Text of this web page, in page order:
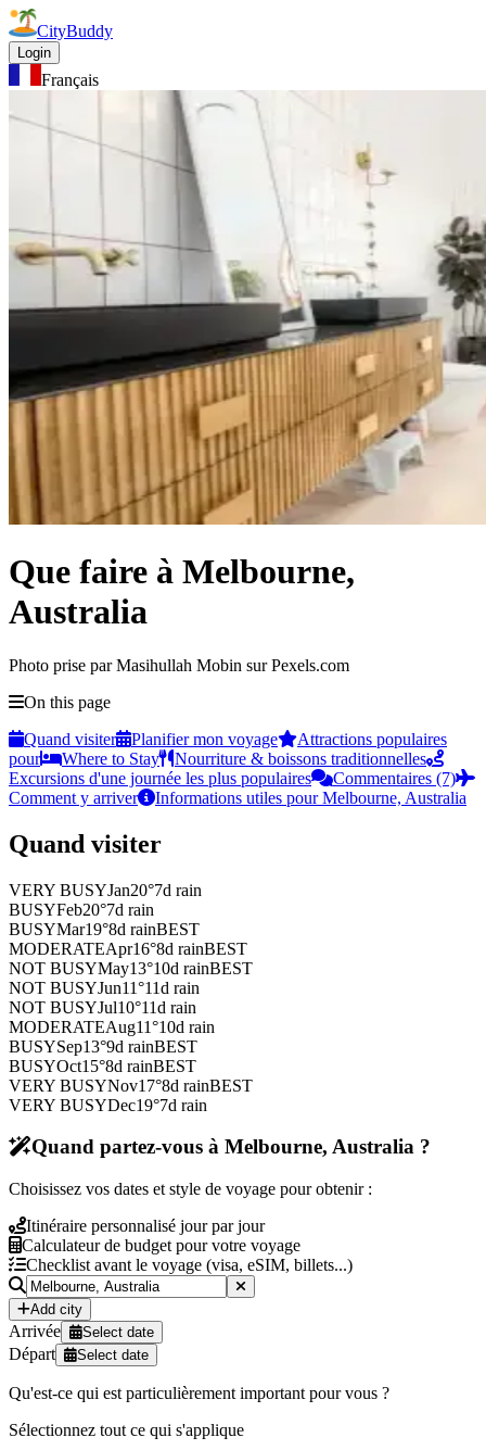
CityBuddy
Login
Français
Que faire à Melbourne,
Australia
Photo prise par Masihullah Mobin sur Pexels.com
On this page
Quand visiter
Planifier mon voyage
Attractions populaires
pour
Where to Stay
Nourriture & boissons traditionnelles
Excursions d'une journée les plus populaires
Commentaires (7)
Comment y arriver
Informations utiles pour Melbourne, Australia
Quand visiter
VERY BUSYJan20°7d rain
BUSYFeb20°7d rain
BUSYMar19°8d rainBEST
MODERATEApr16°8d rainBEST
NOT BUSYMay13°10d rainBEST
NOT BUSYJun11°11d rain
NOT BUSYJul10°11d rain
MODERATEAug11°10d rain
BUSYSep13°9d rainBEST
BUSYOct15°8d rainBEST
VERY BUSYNov17°8d rainBEST
VERY BUSYDec19°7d rain
Quand partez-vous à Melbourne, Australia ?
Choisissez vos dates et style de voyage pour obtenir :
Itinéraire personnalisé jour par jour
Calculateur de budget pour votre voyage
Checklist avant le voyage (visa, eSIM, billets...)
Add city
Arrivée Select date
Départ Select date
Qu'est-ce qui est particulièrement important pour vous ?
Sélectionnez tout ce qui s'applique